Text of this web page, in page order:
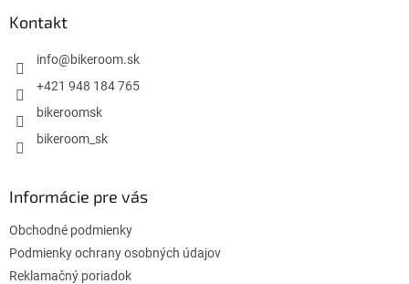
Kontakt
info@bikeroom.sk
+421 948 184 765
bikeroomsk
bikeroom_sk
Informácie pre vás
Obchodné podmienky
Podmienky ochrany osobných údajov
Reklamačný poriadok